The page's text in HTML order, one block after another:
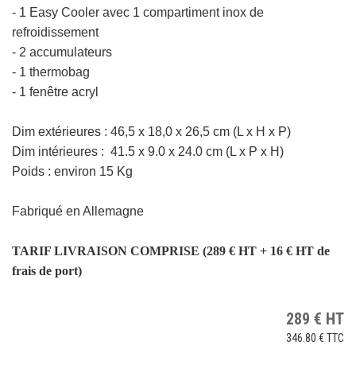
- 1 Easy Cooler avec 1 compartiment inox de
refroidissement
- 2 accumulateurs
- 1 thermobag
- 1 fenêtre acryl
Dim extérieures : 46,5 x 18,0 x 26,5 cm (L x H x P)
Dim intérieures : 41.5 x 9.0 x 24.0 cm (L x P x H)
Poids : environ 15 Kg
Fabriqué en Allemagne
TARIF LIVRAISON COMPRISE (289 € HT + 16 € HT de
frais de port)
289 € HT
346.80 €TTC